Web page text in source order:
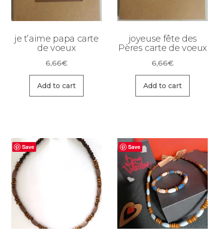
je t’aime papa carte
de voeux
6,66€
Add to cart
joyeuse fête des
Pères carte de voeux
6,66€
Add to cart
Save Save